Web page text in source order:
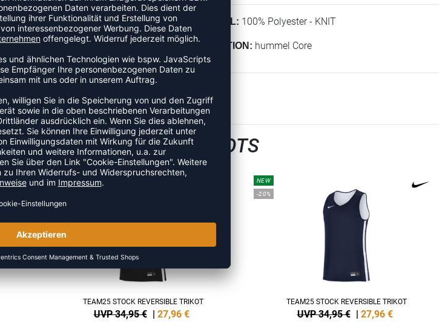
MATERIAL: 100% Polyester - KNIT
KOLLEKTION: hummel Core
ANGESEHEN
BASKETBALLTRIKOTS
NEW
TEAM25 STOCK REVERSIBLE TRIKOT
UVP 34,95 € | 27,96 €
NEW
-20%
TEAM25 STOCK REVERSIBLE TRIKOT
UVP 34,95 € | 27,96 €